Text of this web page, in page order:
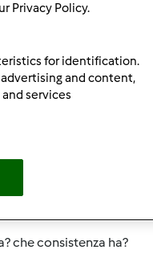
che ha iniziato a fare
già ne tenevo circa 600
era inodore....ora
ogni giorno, da
ho pensato...ma è
nel sapore....
che consistenza ha?
Privacy Policy.
for identification.
and content,
services